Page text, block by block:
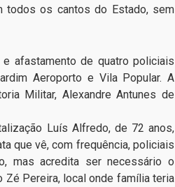
todos os cantos do Estado, sem
afastamento de quatro policiais
Aeroporto e Vila Popular. A
Militar, Alexandre Antunes de
Luís Alfredo, de 72 anos,
que vê, com frequência, policiais
mas acredita ser necessário o
Pereira, local onde família teria